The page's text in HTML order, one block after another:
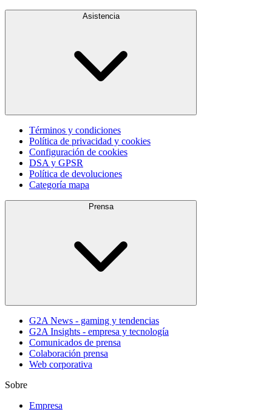
Asistencia
Términos y condiciones
Política de privacidad y cookies
Configuración de cookies
DSA y GPSR
Política de devoluciones
Categoría mapa
Prensa
G2A News - gaming y tendencias
G2A Insights - empresa y tecnología
Comunicados de prensa
Colaboración prensa
Web corporativa
Sobre
Empresa